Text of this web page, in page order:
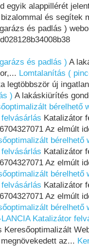
egyik alappillérét
és segítek
és padlás )
és padlás ) A
Lomtalanítás (
legtöbbször új
) A lakáskiürítés
bérelhető
Katalizátor
Az elmúlt
Katalizátor
Az elmúlt
Katalizátor
Az elmúlt
Katalizátor
Keresőoptimalizált
az...